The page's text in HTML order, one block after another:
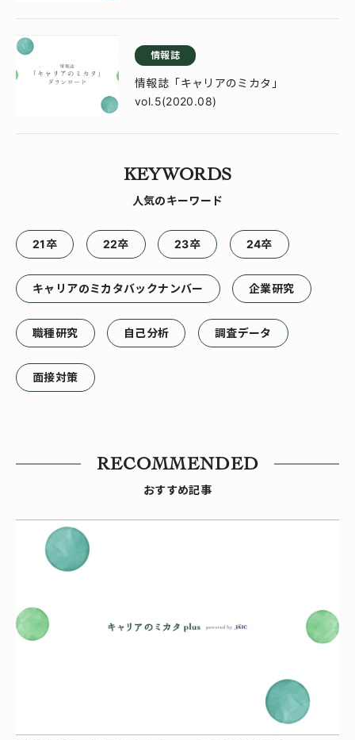
情報誌
情報誌「キャリアのミカタ」
vol.5(2020.08)
KEYWORDS
人気のキーワード
21卒 22卒 23卒 24卒
キャリアのミカタバックナンバー 企業研究
職種研究 自己分析 調査データ
面接対策
RECOMMENDED
おすすめ記事